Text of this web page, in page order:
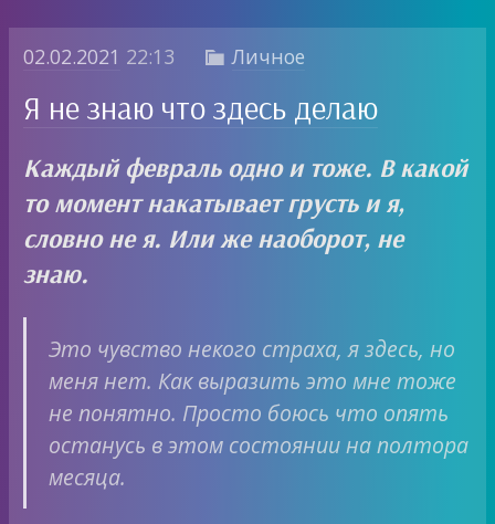
02.02.2021 22:13  Личное
Я не знаю что здесь делаю
Каждый февраль одно и тоже. В какой
то момент накатывает грусть и я,
словно не я. Или же наоборот, не
знаю.
Это чувство некого страха, я здесь, но
меня нет. Как выразить это мне тоже
не понятно. Просто боюсь что опять
останусь в этом состоянии на полтора
месяца.